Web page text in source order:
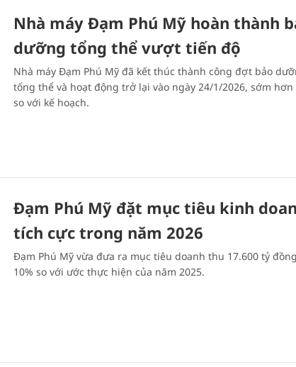
Nhà máy Đạm Phú Mỹ hoàn thành
dưỡng tổng thể vượt tiến độ
Nhà máy Đạm Phú Mỹ đã kết thúc thành công đợt bảo
tổng thể và hoạt động trở lại vào ngày 24/1/2026, sớm hơn
so với kế hoạch.
Đạm Phú Mỹ đặt mục tiêu kinh
tích cực trong năm 2026
Đạm Phú Mỹ vừa đưa ra mục tiêu doanh thu 17.600 tỷ
10% so với ước thực hiện của năm 2025.